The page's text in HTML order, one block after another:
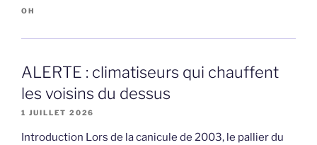
OH
ALERTE : climatiseurs qui chauffent
les voisins du dessus
1 JUILLET 2026
Introduction Lors de la canicule de 2003, le pallier du